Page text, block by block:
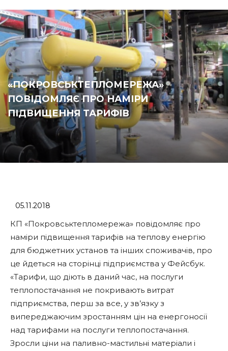
«ПОКРОВСЬКТЕПЛОМЕРЕЖА»
ПОВІДОМЛЯЄ ПРО НАМІРИ
ПІДВИЩЕННЯ ТАРИФІВ
05.11.2018
КП «Покровськтепломережа» повідомляє про
наміри підвищення тарифів на теплову енергію
для бюджетних установ та інших споживачів, про
це йдеться на сторінці підприємства у Фейсбук.
«Тарифи, що діють в даний час, на послуги
теплопостачання не покривають витрат
підприємства, перш за все, у зв’язку з
випереджаючим зростанням цін на енергоносії
над тарифами на послуги теплопостачання.
Зросли ціни на паливно-мастильні матеріали і